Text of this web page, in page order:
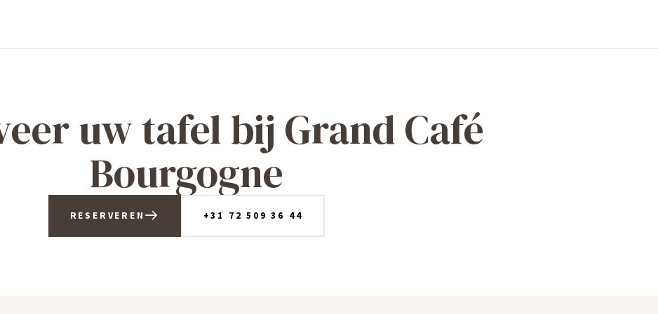
uw tafel bij Grand Café
Bourgogne
+31 72 509 36 44
RESERVEREN